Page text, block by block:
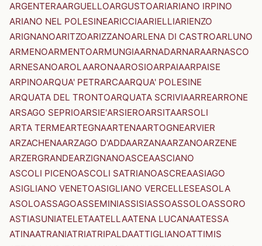
ARGENTERAARGUELLOARGUSTOARIARIANO IRPINO
ARIANO NEL POLESINEARICCIAARIELLIARIENZO
ARIGNANOARITZOARIZZANOARLENA DI CASTROARLUNO
ARMENOARMENTOARMUNGIAARNADARNARAARNASCO
ARNESANOAROLAARONAAROSIOARPAIAARPAISE
ARPINOARQUA' PETRARCAARQUA' POLESINE
ARQUATA DEL TRONTOARQUATA SCRIVIAARREARRONE
ARSAGO SEPRIOARSIE'ARSIEROARSITAARSOLI
ARTA TERMEARTEGNAARTENAARTOGNEARVIER
ARZACHENAARZAGO D'ADDAARZANAARZANOARZENE
ARZERGRANDEARZIGNANOASCEAASCIANO
ASCOLI PICENOASCOLI SATRIANOASCREAASIAGO
ASIGLIANO VENETOASIGLIANO VERCELLESEASOLA
ASOLOASSAGOASSEMINIASSISIASSOASSOLOASSORO
ASTIASUNIATELETAATELLAATENA LUCANAATESSA
ATINAATRANIATRIATRIPALDAATTIGLIANOATTIMIS